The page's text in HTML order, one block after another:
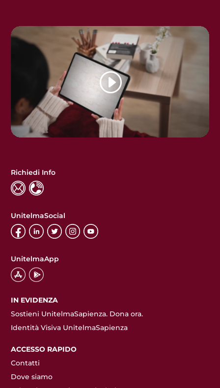
Richiedi Info
UnitelmaSocial
UnitelmaApp
IN EVIDENZA
Sostieni UnitelmaSapienza. Dona ora.
Identità Visiva UnitelmaSapienza
ACCESSO RAPIDO
Contatti
Dove siamo